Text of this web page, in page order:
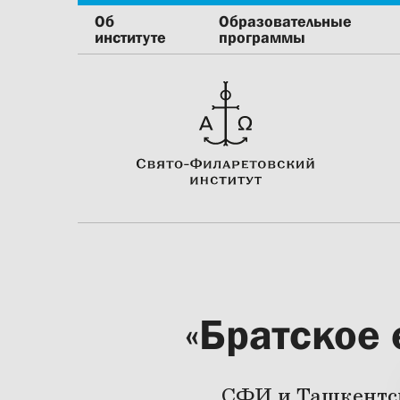
Об
институте
Образовательные
программы